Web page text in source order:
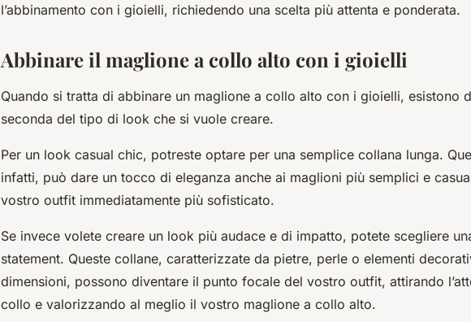
l’abbinamento con i gioielli, richiedendo una scelta più attenta e ponderata.
Abbinare il maglione a collo alto con i gioielli
Quando si tratta di abbinare un maglione a collo alto con i gioielli, esistono
seconda del tipo di look che si vuole creare.
Per un look casual chic, potreste optare per una semplice collana lunga.
infatti, può dare un tocco di eleganza anche ai maglioni più semplici e
vostro outfit immediatamente più sofisticato.
Se invece volete creare un look più audace e di impatto, potete scegliere
statement. Queste collane, caratterizzate da pietre, perle o elementi
dimensioni, possono diventare il punto focale del vostro outfit, attirando
collo e valorizzando al meglio il vostro maglione a collo alto.